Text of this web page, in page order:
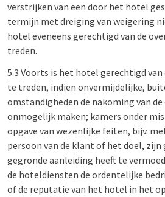
verstrijken van een door het hotel
termijn met dreiging van weigering
hotel eveneens gerechtigd van de
treden.
5.3 Voorts is het hotel gerechtigd
te treden, indien onvermijdelijke,
omstandigheden de nakoming van
onmogelijk maken; kamers onder
opgave van wezenlijke feiten, bijv.
persoon van de klant of het doel,
gegronde aanleiding heeft te
de hoteldiensten de ordentelijke
of de reputatie van het hotel in het